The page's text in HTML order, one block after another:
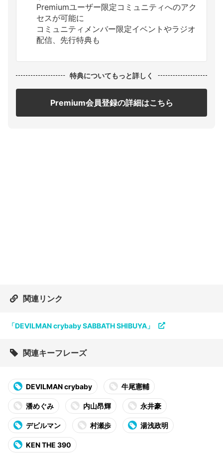
Premiumユーザー限定コミュニティへのアク
セスが可能に
コミュニティメンバー限定イベントやラジオ
配信、先行特典も
特典についてもっと詳しく
Premium会員登録の詳細はこちら
関連リンク
「DEVILMAN crybaby SABBATH SHIBUYA」
関連キーフレーズ
DEVILMAN crybaby 牛尾憲輔
潘めぐみ 内山昂輝 永井豪
デビルマン 村瀬歩 湯浅政明
KEN THE 390